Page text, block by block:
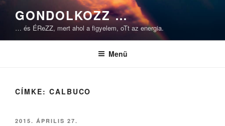
Tartalomhoz
GONDOLKOZZ …
… és ÉReZZ, mert ahol a figyelem, oTt az energia.
Menü
CÍMKE: CALBUCO
BEKÜLDVE:
2015. ÁPRILIS 27.